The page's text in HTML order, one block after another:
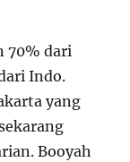
70% dari
Indo.
yang
Booyah